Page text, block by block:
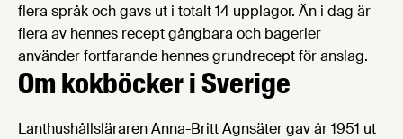
flera språk och gavs ut i totalt 14 upplagor. Än i dag är
flera av hennes recept gångbara och bagerier
använder fortfarande hennes grundrecept för anslag.
Om kokböcker i Sverige
Lanthushållsläraren Anna-Britt Agnsäter gav år 1951 ut